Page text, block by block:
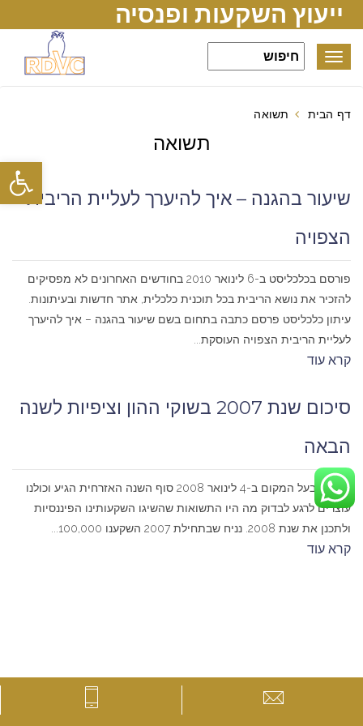
פתח
ייעוץ השקעות ופנסיה
Toggle
דף הבית תשואה
תשואה
שיעור בהגנה – איך להיערך לעליית הריבית
הצפויה
פורסם בכלכליסט ב-6 לינואר 2010 בחודשים האחרונים לא מפסיקים
להזכיר את נושא הריבית בכל תוכנית כלכלית, אתר חדשות ובעיתונות.
עיתון כלכליסט פרסם כתבה בתחום בשם שיעור בהגנה – איך להיערך
לעליית הריבית הצפויה העוסקת...
קרא עוד
סיכום שנת 2007 בשוקי ההון וציפיות לשנה
הבאה
פורסם בעל המקום ב-4 לינואר 2008 סוף השנה האזרחית הגיע וכולנו
עוצרים לרגע לבדוק מה היו התשואות שהשיגו השקעותינו הפיננסיות
ולתכנן את שנת 2008. נניח שבתחילת 2007 השקענו 100,000...
קרא עוד